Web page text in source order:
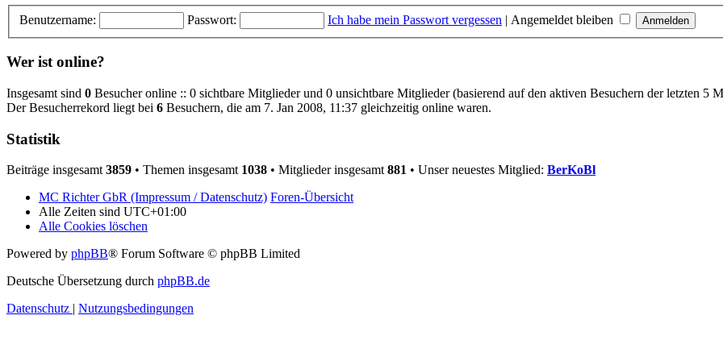
Benutzername: Passwort: Ich habe mein Passwort vergessen | Angemeldet bleiben
Wer ist online?
Insgesamt sind 0 Besucher online :: 0 sichtbare Mitglieder und 0 unsichtbare Mitglieder (basierend auf den aktiven Besuchern der letzten 5
Der Besucherrekord liegt bei 6 Besuchern, die am 7. Jan 2008, 11:37 gleichzeitig online waren.
Statistik
Beiträge insgesamt 3859 • Themen insgesamt 1038 • Mitglieder insgesamt 881 • Unser neuestes Mitglied: BerKoBl
MC Richter GbR (Impressum / Datenschutz) Foren-Übersicht
Alle Zeiten sind UTC+01:00
Alle Cookies löschen
Powered by phpBB® Forum Software © phpBB Limited
Deutsche Übersetzung durch phpBB.de
Datenschutz | Nutzungsbedingungen